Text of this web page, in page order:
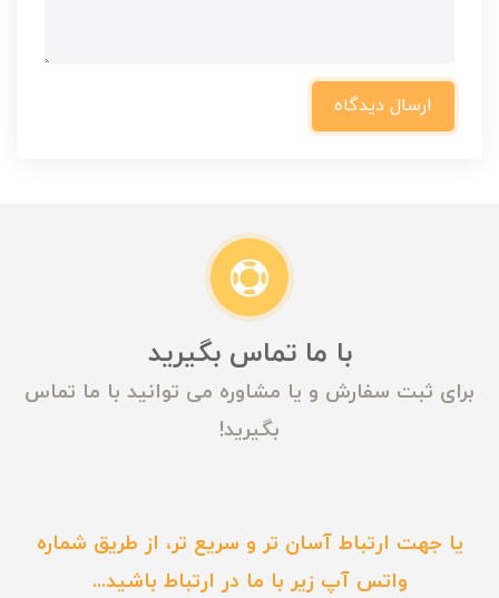
ارسال دیدگاه
با ما تماس بگیرید
برای ثبت سفارش و یا مشاوره می توانید با ما تماس
بگیرید!
یا جهت ارتباط آسان تر و سریع تر، از طریق شماره
واتس آپ زیر با ما در ارتباط باشید...